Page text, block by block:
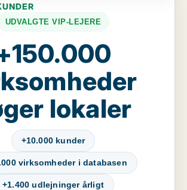
UDVALGTE VIP-LEJERE
lokaler
+10.000 kunder
virksomheder i databasen
+1.400 udlejninger årligt